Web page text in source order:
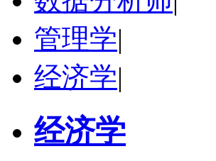
管理学|
经济学|
经济学